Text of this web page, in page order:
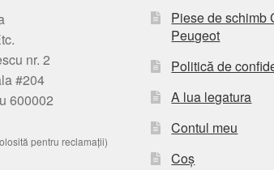
nr. 2
#204
600002
pentru reclamații)
Piese de schimb
Peugeot
Politică de
A lua legatura
Contul meu
Coș